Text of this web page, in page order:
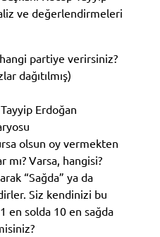
ve değerlendirmeleri
partiye verirsiniz?
dağıtılmış)
Erdoğan
olsun oy vermekten
Varsa, hangisi?
“Sağda” ya da
Siz kendinizi bu
1 en solda 10 en sağda